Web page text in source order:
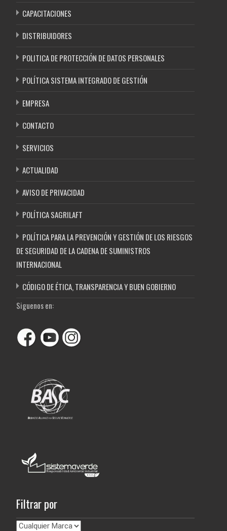
CAPACITACIONES
DISTRIBUIDORES
POLITICA DE PROTECCIÓN DE DATOS PERSONALES
POLÍTICA SISTEMA INTEGRADO DE GESTIÓN
EMPRESA
CONTACTO
SERVICIOS
ACTUALIDAD
AVISO DE PRIVACIDAD
POLÍTICA SAGRILAFT
POLÍTICA PARA LA PREVENCIÓN Y GESTIÓN DE LOS RIESGOS
DE SEGURIDAD DE LA CADENA DE SUMINISTROS
INTERNACIONAL
CÓDIGO DE ÉTICA, TRANSPARENCIA Y BUEN GOBIERNO
Siguenos en:
Filtrar por